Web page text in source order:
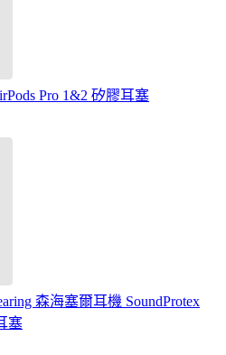
Pro 1&2 矽膠耳塞
森海塞爾耳機 SoundProtex
塞